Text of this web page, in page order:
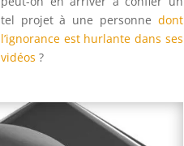
tel projet à une personne dont
l’ignorance est hurlante dans ses
vidéos ?